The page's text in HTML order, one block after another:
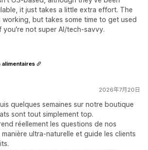
it just takes a little extra effort. The
but takes some time to get used
you're not super AI/tech-savvy.
2026年7月20日
quelques semaines sur notre boutique
sont tout simplement top.
réellement les questions de nos
ultra-naturelle et guide les clients